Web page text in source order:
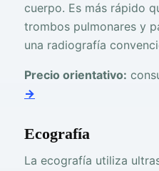
cuerpo. Es más rápido
trombos pulmonares y
una radiografía
Precio orientativo:
→
Ecografía
La ecografía utiliza